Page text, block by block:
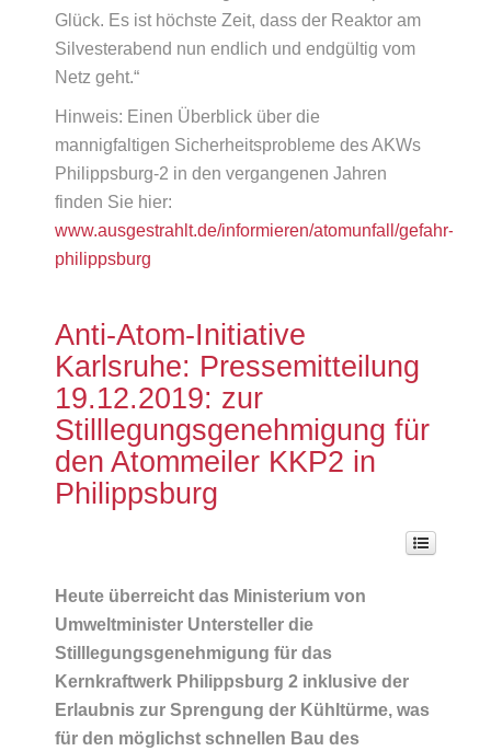
Glück. Es ist höchste Zeit, dass der Reaktor am
Silvesterabend nun endlich und endgültig vom
Netz geht.“
Hinweis: Einen Überblick über die
mannigfaltigen Sicherheitsprobleme des AKWs
Philippsburg-2 in den vergangenen Jahren
finden Sie hier:
www.ausgestrahlt.de/informieren/atomunfall/gefahr-
philippsburg
Anti-Atom-Initiative
Karlsruhe: Pressemitteilung
19.12.2019: zur
Stilllegungsgenehmigung für
den Atommeiler KKP2 in
Philippsburg
Heute überreicht das Ministerium von
Umweltminister Untersteller die
Stilllegungsgenehmigung für das
Kernkraftwerk Philippsburg 2 inklusive der
Erlaubnis zur Sprengung der Kühltürme, was
für den möglichst schnellen Bau des